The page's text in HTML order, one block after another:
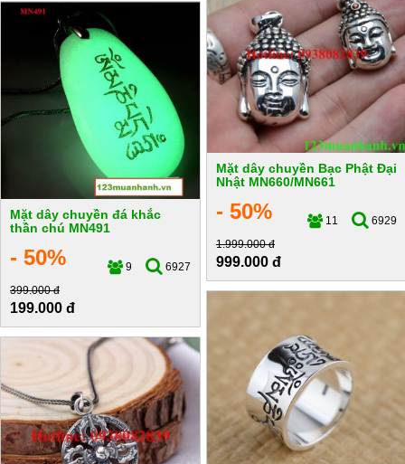
Mặt dây chuyền Bạc Phật Đại
Nhật MN660/MN661
- 50% 11
6929
1.999.000 đ
999.000 đ
Mặt dây chuyền đá khắc
thần chú MN491
- 50% 9
6927
399.000 đ
199.000 đ